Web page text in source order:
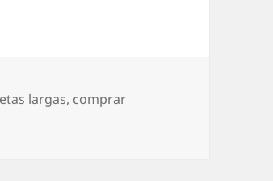
largas, comprar